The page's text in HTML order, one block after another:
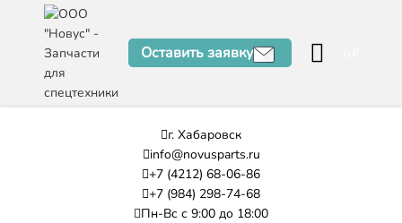
Оставить заявку
г. Хабаровск
info@novusparts.ru
+7 (4212) 68-06-86
+7 (984) 298-74-68
Пн-Вс с 9:00 до 18:00